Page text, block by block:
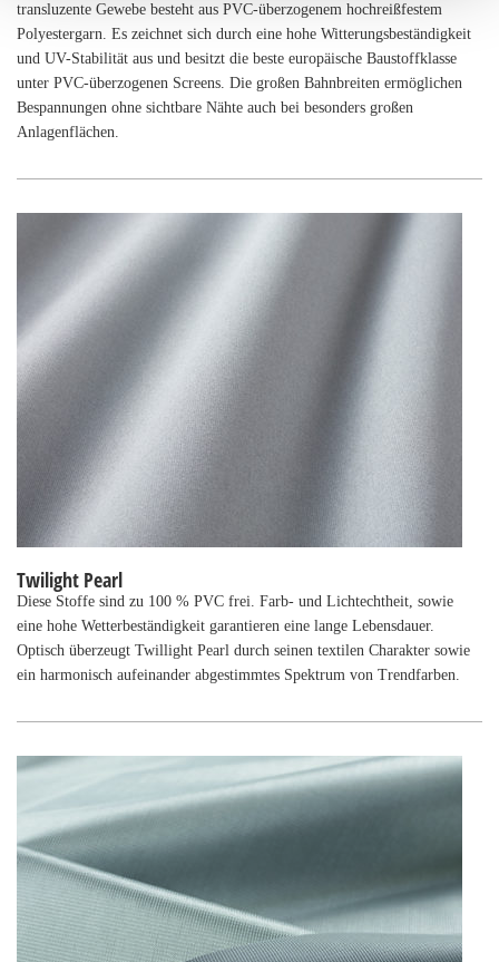
transluzente Gewebe besteht aus PVC-überzogenem hochreißfestem
Polyestergarn. Es zeichnet sich durch eine hohe Witterungsbeständigkeit
und UV-Stabilität aus und besitzt die beste europäische Baustoffklasse
unter PVC-überzogenen Screens. Die großen Bahnbreiten ermöglichen
Bespannungen ohne sichtbare Nähte auch bei besonders großen
Anlagenflächen.
Twilight Pearl
Diese Stoffe sind zu 100 % PVC frei. Farb- und Lichtechtheit, sowie
eine hohe Wetterbeständigkeit garantieren eine lange Lebensdauer.
Optisch überzeugt Twillight Pearl durch seinen textilen Charakter sowie
ein harmonisch aufeinander abgestimmtes Spektrum von Trendfarben.